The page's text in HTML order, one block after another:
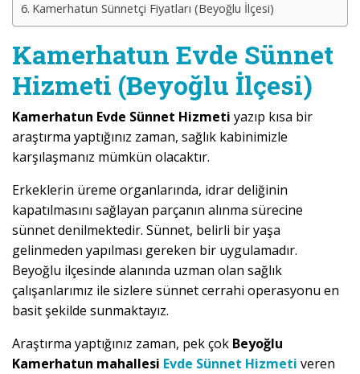
Kamerhatun Sünnetçi Fiyatları (Beyoğlu İlçesi)
Kamerhatun Evde Sünnet
Hizmeti (Beyoğlu İlçesi)
Kamerhatun Evde Sünnet Hizmeti yazıp kısa bir
araştırma yaptığınız zaman, sağlık kabinimizle
karşılaşmanız mümkün olacaktır.
Erkeklerin üreme organlarında, idrar deliğinin
kapatılmasını sağlayan parçanın alınma sürecine
sünnet denilmektedir. Sünnet, belirli bir yaşa
gelinmeden yapılması gereken bir uygulamadır.
Beyoğlu ilçesinde alanında uzman olan sağlık
çalışanlarımız ile sizlere sünnet cerrahi operasyonu en
basit şekilde sunmaktayız.
Araştırma yaptığınız zaman, pek çok Beyoğlu
Kamerhatun mahallesi Evde Sünnet Hizmeti veren